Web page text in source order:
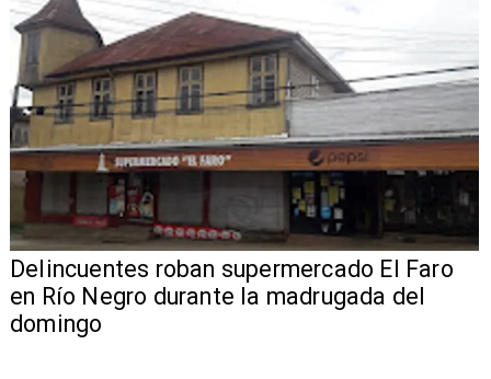
Delincuentes roban supermercado El Faro
en Río Negro durante la madrugada del
domingo